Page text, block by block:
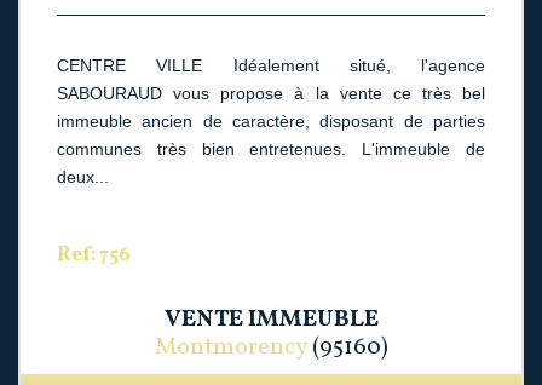
CENTRE VILLE Idéalement situé, l'agence
SABOURAUD vous propose à la vente ce très bel
immeuble ancien de caractère, disposant de parties
communes très bien entretenues. L'immeuble de
deux...
Ref: 756
VENTEIMMEUBLE
Montmorency(95160)